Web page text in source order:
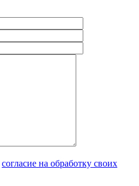
согласие на обработку своих